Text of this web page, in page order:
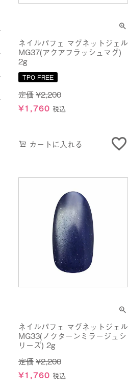
ネイルパフェ マグネットジェル
MG37(アクアフラッシュマグ)
2g
TPO FREE
定価¥2,200
¥1,760 税込
カートに入れる
ネイルパフェ マグネットジェル
MG33(ノクターンミラージュシ
リーズ) 2g
定価¥2,200
¥1,760 税込